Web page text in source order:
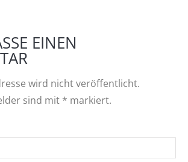
EINEN
wird nicht veröffentlicht.
sind mit * markiert.